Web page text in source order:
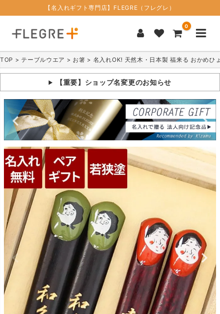
【名入れギフト専門店】FLEGRE（フレグレ）
0
TOP テーブルウエア お箸 名入れOK! 天然木・日本製 福来る おかめひ
【重要】ショップ名変更のお知らせ